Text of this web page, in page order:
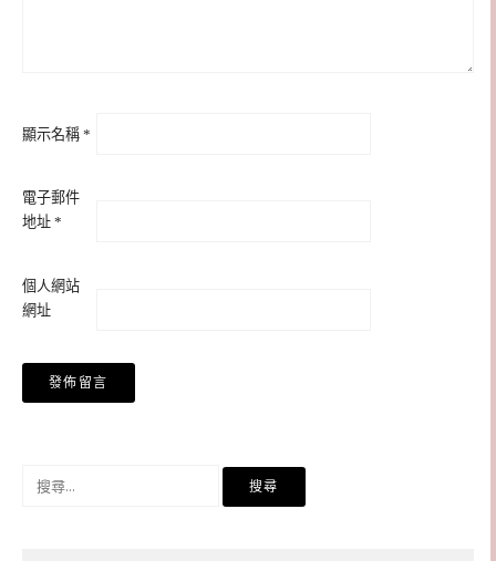
顯示名稱 *
電子郵件
地址 *
個人網站
網址